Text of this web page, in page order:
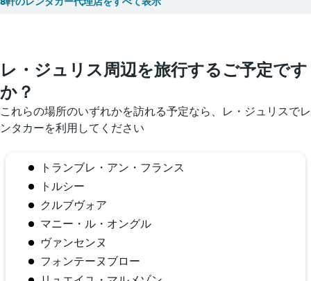
レ・ジュリス​周辺を旅行するご予定です
か？
これらの場所のいずれかを訪れる予定なら、レ・ジュリス​でレ
ンタカーを利用してください
トランブレ・アン・フランス
トルシー
クルブヴォア
マニー・ル・オングル
ヴァンセンヌ
フォンテーヌブロー